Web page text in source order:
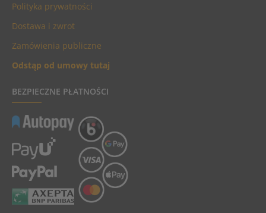
Polityka prywatności
Dostawa i zwrot
Zamówienia publiczne
Odstąp od umowy tutaj
BEZPIECZNE PŁATNOŚCI